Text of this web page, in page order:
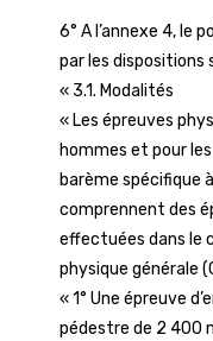
6° A l’annexe 4, le
par les dispositions
« 3.1. Modalités
« Les épreuves
hommes et pour
barème spécifique
comprennent des
effectuées dans le
physique générale
« 1° Une épreuve
pédestre de 2 400